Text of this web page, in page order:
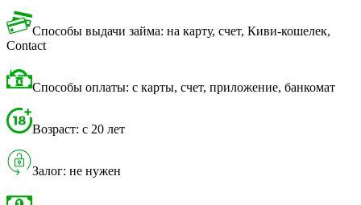
Способы выдачи займа: на карту, счет, Киви-кошелек,
Contact
Способы оплаты: с карты, счет, приложение, банкомат
Возраст: с 20 лет
Залог: не нужен